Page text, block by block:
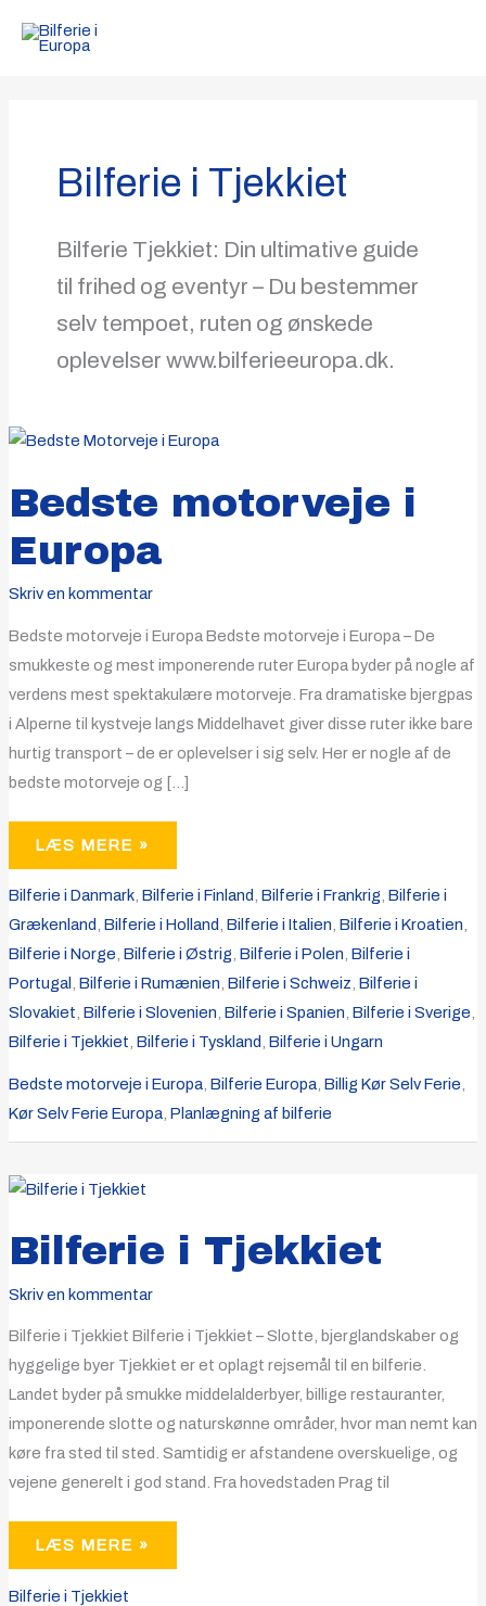
Bilferie i Tjekkiet
Bilferie Tjekkiet: Din ultimative guide
til frihed og eventyr – Du bestemmer
selv tempoet, ruten og ønskede
oplevelser www.bilferieeuropa.dk.
Bedste motorveje i
Europa
Skriv en kommentar
Bedste motorveje i Europa Bedste motorveje i Europa – De
smukkeste og mest imponerende ruter Europa byder på nogle af
verdens mest spektakulære motorveje. Fra dramatiske bjergpas
i Alperne til kystveje langs Middelhavet giver disse ruter ikke bare
hurtig transport – de er oplevelser i sig selv. Her er nogle af de
bedste motorveje og […]
BEDSTE
MOTORVEJE
LÆS MERE »
Bilferie i Danmark, Bilferie i Finland, Bilferie i Frankrig, Bilferie i
Grækenland, Bilferie i Holland, Bilferie i Italien, Bilferie i Kroatien,
Bilferie i Norge, Bilferie i Østrig, Bilferie i Polen, Bilferie i
Portugal , Bilferie i Rumænien, Bilferie i Schweiz, Bilferie i
Slovakiet, Bilferie i Slovenien, Bilferie i Spanien, Bilferie i Sverige,
Bilferie i Tjekkiet, Bilferie i Tyskland, Bilferie i Ungarn
Bedste motorveje i Europa, Bilferie Europa, Billig Kør Selv Ferie
Kør Selv Ferie Europa, Planlægning af bilferie
Bilferie i Tjekkiet
Skriv en kommentar
Bilferie i Tjekkiet Bilferie i Tjekkiet – Slotte, bjerglandskaber og
hyggelige byer Tjekkiet er et oplagt rejsemål til en bilferie.
Landet byder på smukke middelalderbyer, billige restauranter,
imponerende slotte og naturskønne områder, hvor man nemt kan
køre fra sted til sted. Samtidig er afstandene overskuelige, og
vejene generelt i god stand. Fra hovedstaden Prag til
BILFERIE
I
LÆS MERE »
Bilferie i Tjekkiet